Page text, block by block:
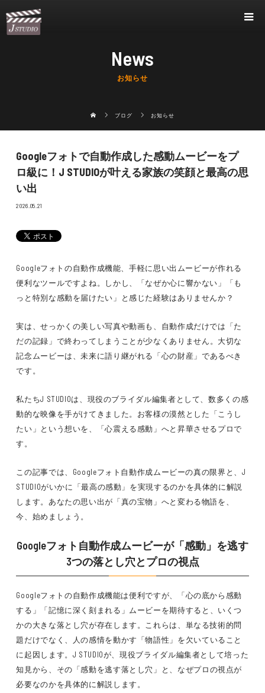
News
お知らせ
ブログ お知らせ
Googleフォトで自動作成した感動ムービーをプ
ロ級に！J STUDIOが叶える家族の笑顔と最高の思
い出
2026.05.21
Googleフォトの自動作成機能、手軽に思い出ムービーが作れる
便利なツールですよね。しかし、「なぜか心に響かない」「も
っと特別な感動を届けたい」と感じた経験はありませんか？
実は、せっかくの美しい写真や動画も、自動作成だけでは 「た
だの記録」 で終わってしまうことが少なくありません。大切な
記念ムービーは、未来に語り継がれる「心の財産」 であるべき
です。
私たちJ STUDIOは、 現役のブライダル編集者として、数多くの感
動的な映像を手がけてきました。お客様の漠然とした「こうし
たい」という想いを、「心震える感動」へと昇華させるプロで
す。
この記事では、Googleフォト自動作成ムービーの真の限界 と、 J
STUDIOがいかに「最高の感動」を実現するのかを具体的に解説
します。あなたの思い出が 「真の宝物」 へと変わる物語を、
今、始めましょう。
Googleフォト自動作成ムービーが「感動」を逃す
3つの落とし穴とプロの視点
Googleフォトの自動作成機能は便利ですが、
「心の底から感動
する」「記憶に深く刻まれる」 ムービーを期待すると、 いくつ
かの大きな落とし穴が存在します。これらは、単なる技術的問
題だけでなく、
人の感情を動かす「物語性」 を欠いていること
に起因します。J STUDIOが、現役ブライダル編集者として培った
知見から、その 「感動を逃す落とし穴」
と、なぜプロの視点が
必要なのかを具体的に解説します。